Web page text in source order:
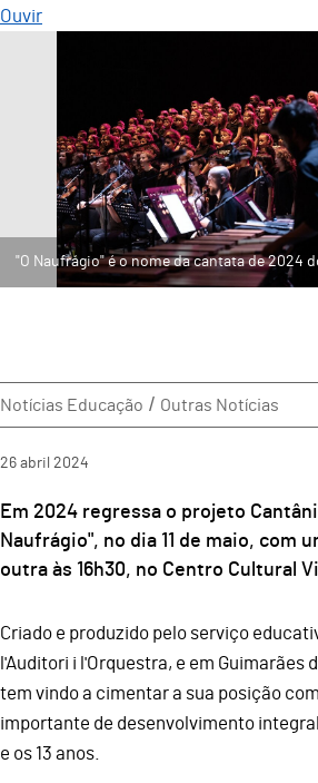
Ouvir
Notícias Educação Outras Notícias
26 abril 2024
Em 2024 regressa o projeto
Naufrágio", no dia 11 de maio, com
outra às 16h30, no Centro Cultural
Criado e produzido pelo serviço
l'Auditori i l'Orquestra, e em Guimarães
tem vindo a cimentar a sua posição
importante de desenvolvimento
e os 13 anos.